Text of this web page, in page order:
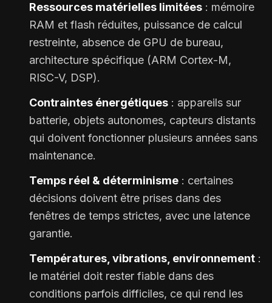
Ressources matérielles limitées : mémoire
RAM et flash réduites, puissance de calcul
restreinte, absence de GPU de bureau,
architecture spécifique (ARM Cortex-M,
RISC-V, DSP).
Contraintes énergétiques : appareils sur
batterie, objets autonomes, capteurs distants
qui doivent fonctionner plusieurs années sans
maintenance.
Temps réel & déterminisme : certaines
décisions doivent être prises dans des
fenêtres de temps strictes, avec une latence
garantie.
Températures, vibrations, environnement :
le matériel doit rester fiable dans des
conditions parfois difficiles, ce qui rend les